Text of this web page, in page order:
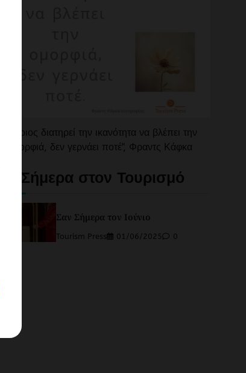
"Όποιος διατηρεί την ικανότητα να βλέπει την
ομορφιά, δεν γερνάει ποτέ", Φραντς Κάφκα
Σήμερα στον Τουρισμό
Σαν Σήμερα τον Ιούνιο
Tourism Press 01/06/2025 0